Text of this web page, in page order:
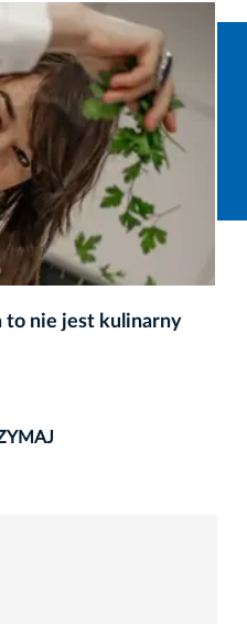
to nie jest kulinarny